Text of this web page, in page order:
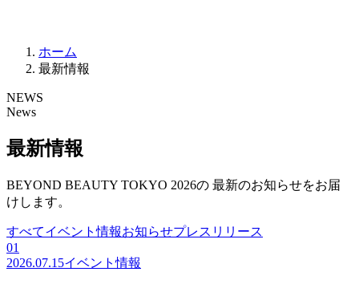
ホーム
最新情報
NEWS
News
最新情報
BEYOND BEAUTY TOKYO 2026の 最新のお知らせをお届
けします。
すべてイベント情報お知らせプレスリリース
01
2026.07.15イベント情報